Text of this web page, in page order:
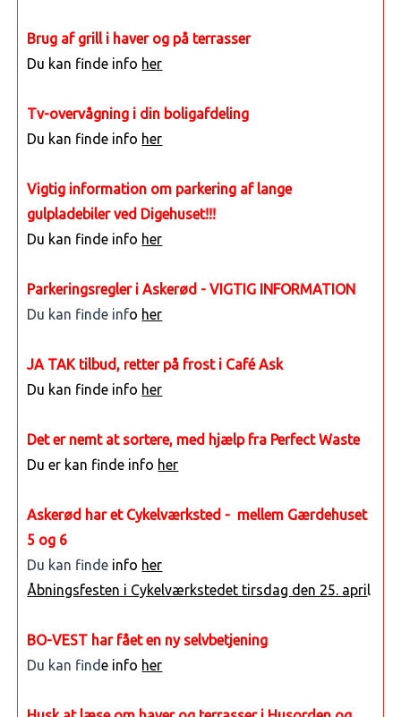
Brug af grill i haver og på terrasser
Du kan finde info her
Tv-overvågning i din boligafdeling
Du kan finde info her
Vigtig information om parkering af lange
gulpladebiler ved Digehuset!!!
Du kan finde info her
Parkeringsregler i Askerød - VIGTIG INFORMATION
Du kan finde info her
JA TAK tilbud, retter på frost i Café Ask
Du kan finde info her
Det er nemt at sortere, med hjælp fra Perfect Waste
Du er kan finde info her
Askerød har et Cykelværksted - mellem Gærdehuset
5 og 6
Du kan finde info her
Åbningsfesten i Cykelværkstedet tirsdag den 25. april
BO-VEST har fået en ny selvbetjening
Du kan finde info her